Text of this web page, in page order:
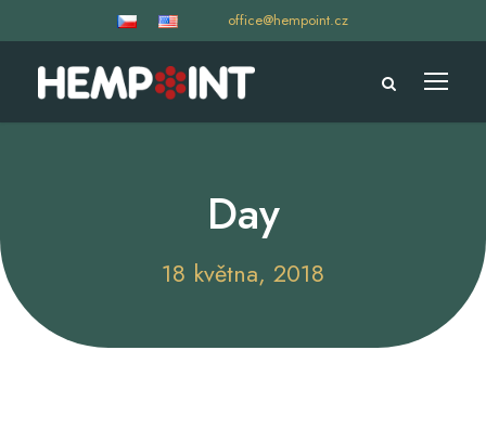
office@hempoint.cz
Day
18 května, 2018